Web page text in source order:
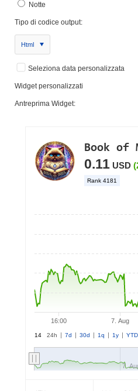
Notte
Tipo di codice output:
Html
Seleziona data personalizzata
Widget personalizzati
Antreprima Widget: